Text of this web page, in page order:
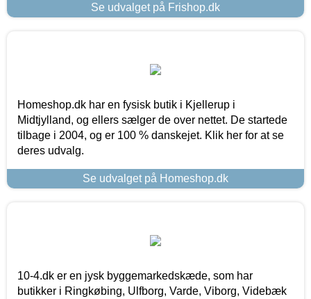
Se udvalget på Frishop.dk
Homeshop.dk har en fysisk butik i Kjellerup i
Midtjylland, og ellers sælger de over nettet. De startede
tilbage i 2004, og er 100 % danskejet. Klik her for at se
deres udvalg.
Se udvalget på Homeshop.dk
10-4.dk er en jysk byggemarkedskæde, som har
butikker i Ringkøbing, Ulfborg, Varde, Viborg, Videbæk